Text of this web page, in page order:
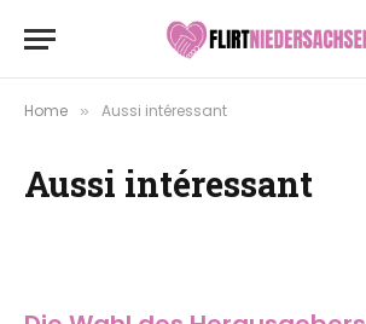
Home » Aussi intéressant
Aussi intéressant